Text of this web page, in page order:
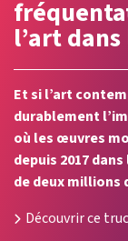
l’art
Et si l’art
durablement
où les œuvres
depuis 2017
de deux millions
Découvrir ce